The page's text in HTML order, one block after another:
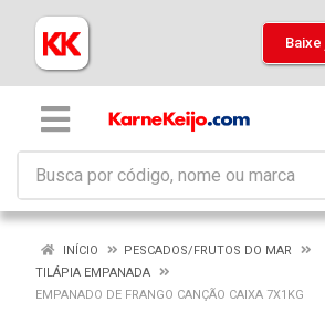
INÍCIO
PESCADOS/FRUTOS DO MAR
TILÁPIA EMPANADA
EMPANADO DE FRANGO CANÇÃO CAIXA 7X1KG